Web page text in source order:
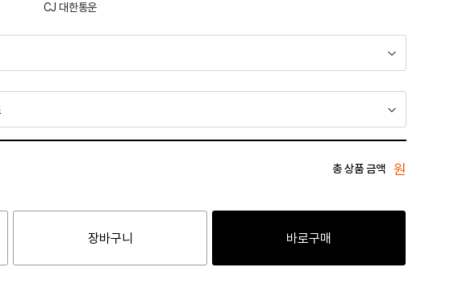
CJ 대한통운
총 상품 금액 원
장바구니 바로구매